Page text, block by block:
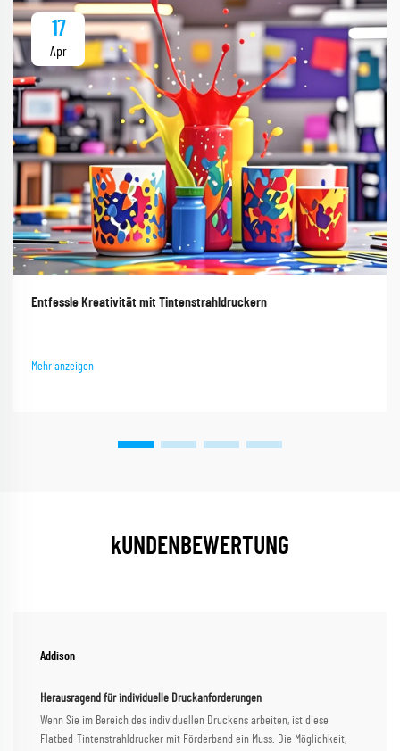
17
Apr
Entfessle Kreativität mit Tintenstrahldruckern
Mehr anzeigen
kUNDENBEWERTUNG
Addison
Herausragend für individuelle Druckanforderungen
Wenn Sie im Bereich des individuellen Druckens arbeiten, ist diese
Flatbed-Tintenstrahldrucker mit Förderband ein Muss. Die Möglichkeit,